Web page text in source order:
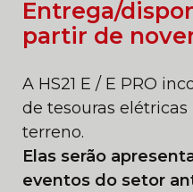
Entrega/
partir de
A HS21 E / E PRO
de tesouras
terreno.
Elas serão
eventos do setor